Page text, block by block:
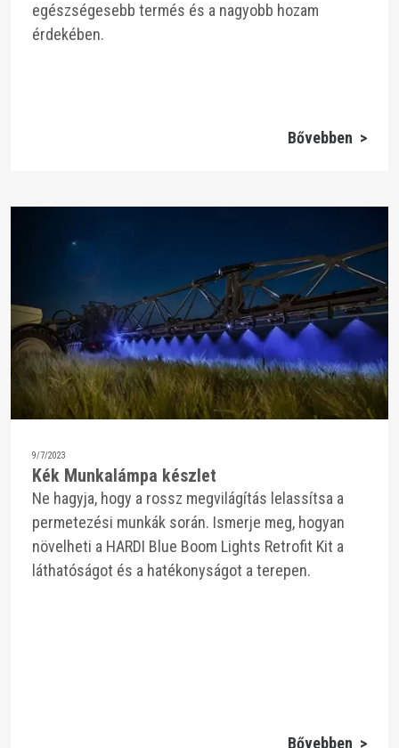
egészségesebb termés és a nagyobb hozam
érdekében.
Bővebben >
9/7/2023
Kék Munkalámpa készlet
Ne hagyja, hogy a rossz megvilágítás lelassítsa a
permetezési munkák során. Ismerje meg, hogyan
növelheti a HARDI Blue Boom Lights Retrofit Kit a
láthatóságot és a hatékonyságot a terepen.
Bővebben >